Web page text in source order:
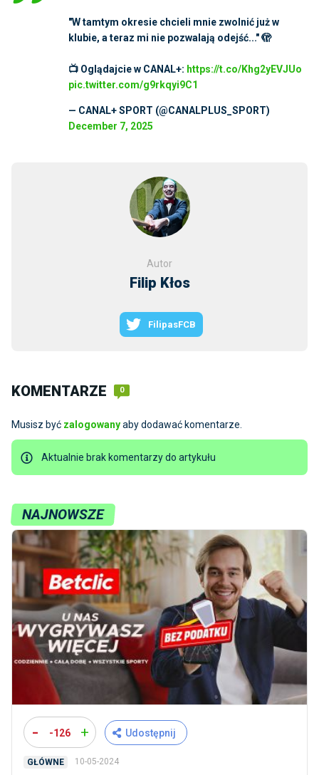
"W tamtym okresie chcieli mnie zwolnić już w
klubie, a teraz mi nie pozwalają odejść..." 🫣
📺 Oglądajcie w CANAL+: https://t.co/Khg2yEVJUo
pic.twitter.com/g9rkqyi9C1
— CANAL+ SPORT (@CANALPLUS_SPORT)
December 7, 2025
Autor
Filip Kłos
FilipasFCB
KOMENTARZE 0
Musisz być zalogowanyaby dodawać komentarze.
Aktualnie brak komentarzy do artykułu
NAJNOWSZE
- -126 + Udostępnij
GŁÓWNE 10-05-2024